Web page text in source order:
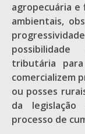
agropecuária e
ambientais,
tributária
comercializem
ou posses
da
processo de